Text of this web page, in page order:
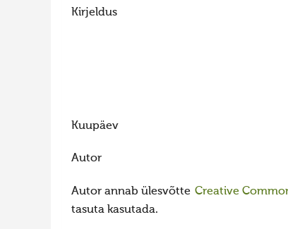
Kirjeldus
Kuupäev
Autor
Autor annab ülesvõtte Creative
tasuta kasutada.